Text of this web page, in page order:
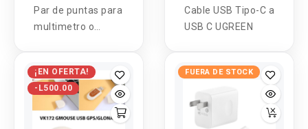
Par de puntas para
multimetro o
conexion tipo
banana y puntas
tipo Lagarto.
Cable USB Tipo-C a
USB C UGREEN
¡EN OFERTA!
-L500.00
FUERA DE STOCK